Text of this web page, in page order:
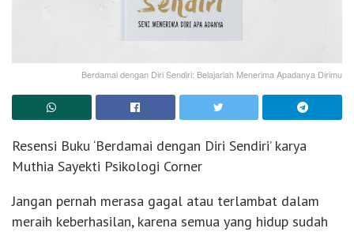
Berdamai dengan Diri Sendiri: Belajarlah Menerima Apadanya Dirimu
Resensi Buku ‘Berdamai dengan Diri Sendiri’ karya
Muthia Sayekti Psikologi Corner
Jangan pernah merasa gagal atau terlambat dalam
meraih keberhasilan, karena semua yang hidup sudah